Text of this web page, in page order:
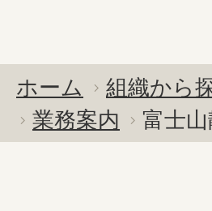
ホーム 組織から
業務案内
富士